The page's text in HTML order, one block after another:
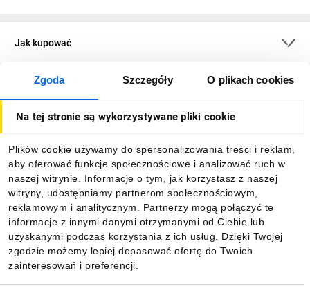
Zgoda Szczegóły O plikach cookies
Na tej stronie są wykorzystywane pliki cookie
Plików cookie używamy do spersonalizowania treści i reklam,
aby oferować funkcje społecznościowe i analizować ruch w
naszej witrynie. Informacje o tym, jak korzystasz z naszej
witryny, udostępniamy partnerom społecznościowym,
reklamowym i analitycznym. Partnerzy mogą połączyć te
informacje z innymi danymi otrzymanymi od Ciebie lub
uzyskanymi podczas korzystania z ich usług. Dzięki Twojej
zgodzie możemy lepiej dopasować ofertę do Twoich
zainteresowań i preferencji.
Jak kupować
O firmie
Informacje
Pobierz naszą aplikację mobilną: